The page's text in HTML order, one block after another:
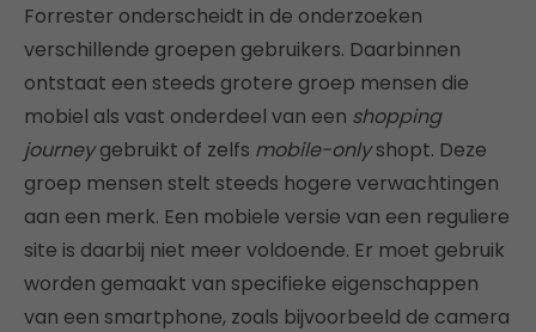
Forrester onderscheidt in de onderzoeken
verschillende groepen gebruikers. Daarbinnen
ontstaat een steeds grotere groep mensen die
mobiel als vast onderdeel van een shopping
journeygebruikt of zelfs mobile-onlyshopt. Deze
groep mensen stelt steeds hogere verwachtingen
aan een merk. Een mobiele versie van een reguliere
site is daarbij niet meer voldoende. Er moet gebruik
worden gemaakt van specifieke eigenschappen
van een smartphone, zoals bijvoorbeeld de camera